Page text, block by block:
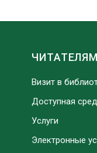
ЧИТАТЕЛЯМ
Визит в
Доступная
Услуги
Электронные